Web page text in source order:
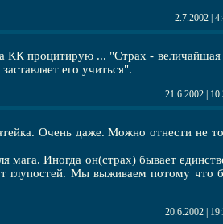
2.7.2002 |
КК процитирую ... "Страх - величайшая
его учиться".
21.6.2002 |
Очень даже. Можно отнести не
мага. Иногда он(страх) бывает
глупостей. Мы выживаем потому что
20.6.2002 |